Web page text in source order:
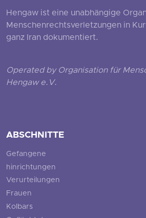
Hengaw ist eine unabhängige
Menschenrechtsverletzungen in
ganz Iran dokumentiert.
Operated by Organisation für
Hengaw e.V.
ABSCHNITTE
Gefangene
hinrichtungen
Verurteilungen
Frauen
Kolbars